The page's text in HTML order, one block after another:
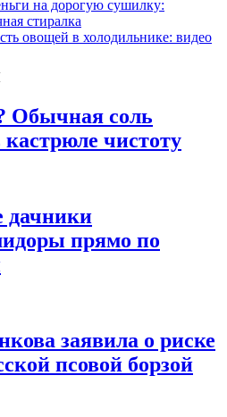
на дорогую сушилку:
стиралка
овощей в холодильнике: видео
Обычная соль
чистоту
дачники
прямо по
заявила о риске
псовой борзой